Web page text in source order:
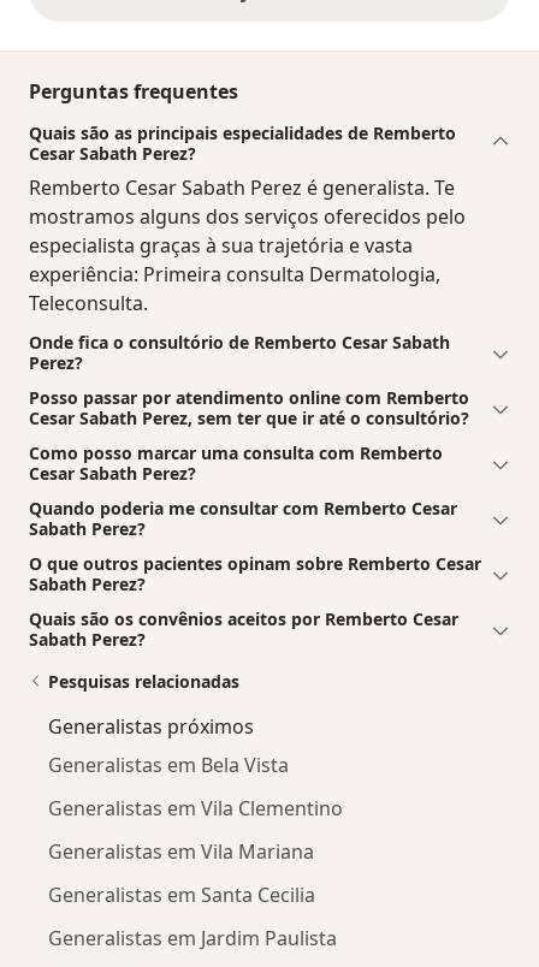
Perguntas frequentes
Quais são as principais especialidades de Remberto
Cesar Sabath Perez?
Remberto Cesar Sabath Perez é generalista. Te
mostramos alguns dos serviços oferecidos pelo
especialista graças à sua trajetória e vasta
experiência: Primeira consulta Dermatologia,
Teleconsulta.
Onde fica o consultório de Remberto Cesar Sabath
Perez?
Posso passar por atendimento online com Remberto
Cesar Sabath Perez, sem ter que ir até o consultório?
Como posso marcar uma consulta com Remberto
Cesar Sabath Perez?
Quando poderia me consultar com Remberto Cesar
Sabath Perez?
O que outros pacientes opinam sobre Remberto Cesar
Sabath Perez?
Quais são os convênios aceitos por Remberto Cesar
Sabath Perez?
Pesquisas relacionadas
Generalistas próximos
Generalistas em Bela Vista
Generalistas em Vila Clementino
Generalistas em Vila Mariana
Generalistas em Santa Cecilia
Generalistas em Jardim Paulista